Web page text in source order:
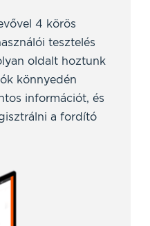
4 körös
tesztelés
oldalt hoztunk
könnyedén
információt, és
a fordító